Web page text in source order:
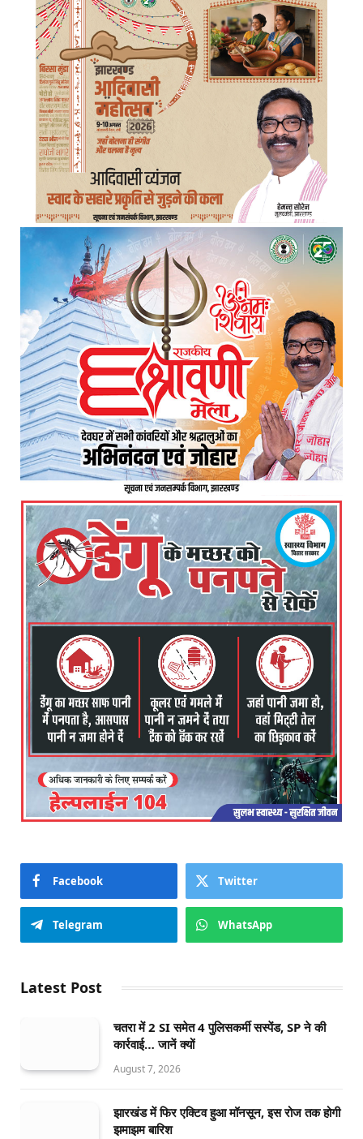
Facebook Twitter
Telegram WhatsApp
Latest Post
चतरा में 2 SI समेत 4 पुलिसकर्मी सस्पेंड, SP ने की
कार्रवाई… जानें क्यों
August 7, 2026
झारखंड में फिर एक्टिव हुआ मॉनसून, इस रोज तक होगी
झमाझम बारिश